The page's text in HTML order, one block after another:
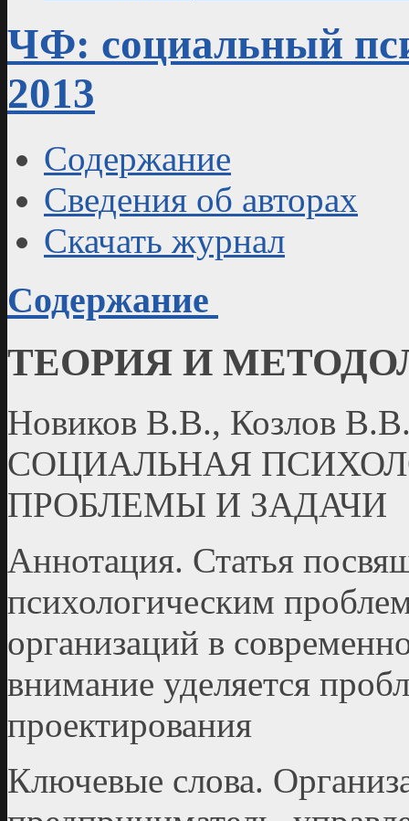
ЧФ: социальный
2013
Содержание
Сведения об авторах
Скачать журнал
Содержание
ТЕОРИЯ И
Новиков В.В., Козлов
СОЦИАЛЬНАЯ
ПРОБЛЕМЫ И ЗАДАЧИ
Аннотация. Статья
психологическим
организаций в
внимание уделяется
проектирования
Ключевые слова.